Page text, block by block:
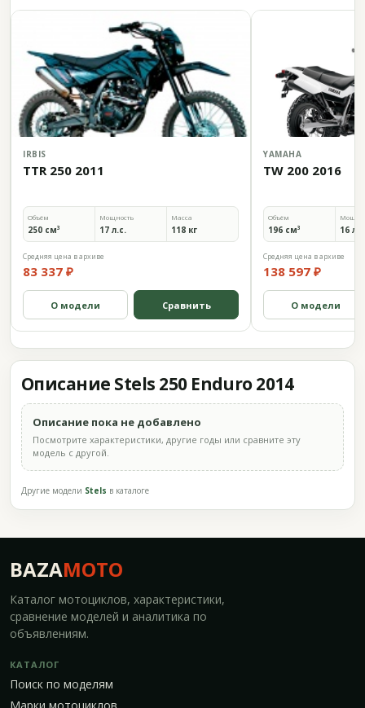
IRBIS
TTR 250 2011
Объём
250 см³
Мощность
17 л.с.
Масса
118 кг
Средняя цена в архиве
83 337 ₽
О модели Сравнить
YAMAHA
TW 200 2016
Объём
196 см³ 16
Средняя цена в архиве
138 597 ₽
О модели
Описание Stels 250 Enduro 2014
Описание пока не добавлено
Посмотрите характеристики, другие годы или сравните эту
модель с другой.
Другие модели Stels в каталоге
BAZAMOTO
Каталог мотоциклов, характеристики,
сравнение моделей и аналитика по
объявлениям.
КАТАЛОГ
Поиск по моделям